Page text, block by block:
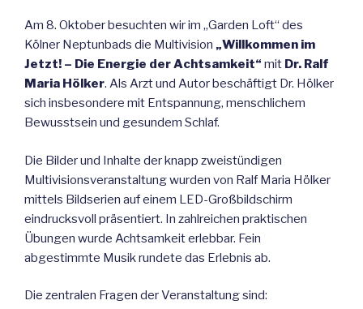
Am 8. Oktober besuchten wir im „Garden Loft“ des
Kölner Neptunbads die Multivision „Willkommen im
Jetzt! – Die Energie der Achtsamkeit“ mit Dr. Ralf
Maria Hölker. Als Arzt und Autor beschäftigt Dr. Hölker
sich insbesondere mit Entspannung, menschlichem
Bewusstsein und gesundem Schlaf.
Die Bilder und Inhalte der knapp zweistündigen
Multivisionsveranstaltung wurden von Ralf Maria Hölker
mittels Bildserien auf einem LED-Großbildschirm
eindrucksvoll präsentiert. In zahlreichen praktischen
Übungen wurde Achtsamkeit erlebbar. Fein
abgestimmte Musik rundete das Erlebnis ab.
Die zentralen Fragen der Veranstaltung sind: